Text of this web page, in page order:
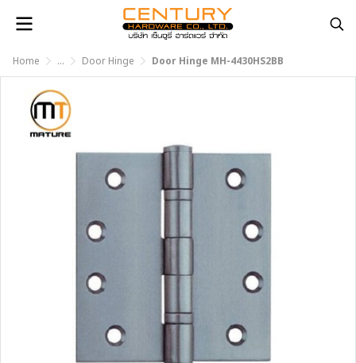
Home ... Door Hinge Door Hinge MH-4430HS2BB